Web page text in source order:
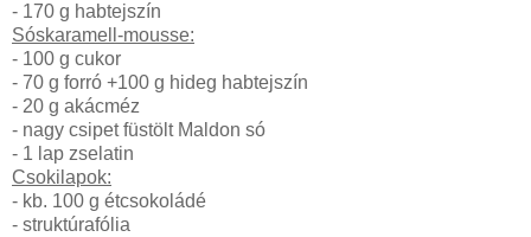
- 170 g habtejszín
Sóskaramell-mousse:
- 100 g cukor
- 70 g forró +100 g hideg habtejszín
- 20 g akácméz
- nagy csipet füstölt Maldon só
- 1 lap zselatin
Csokilapok:
- kb. 100 g étcsokoládé
- struktúrafólia